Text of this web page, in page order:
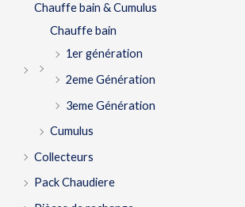
Chauffe bain & Cumulus
Chauffe bain
1er génération
2eme Génération
3eme Génération
Cumulus
Collecteurs
Pack Chaudiere